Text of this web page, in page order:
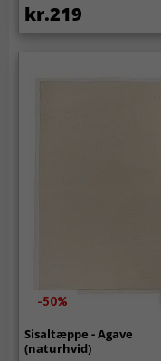
kr.219
-50%
Sisaltæppe - Agave
(naturhvid)